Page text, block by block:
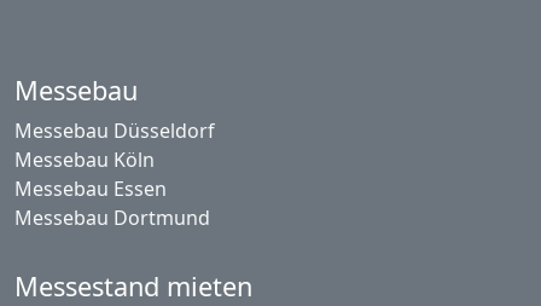
Messebau
Messebau Düsseldorf
Messebau Köln
Messebau Essen
Messebau Dortmund
Messestand mieten